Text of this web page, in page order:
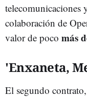
colaboración de
valor de poco más
'Enxaneta,
El segundo